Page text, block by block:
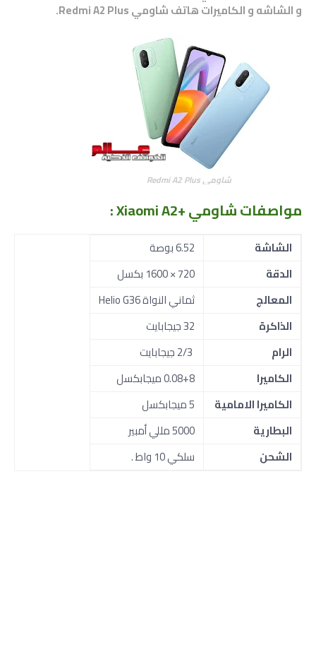
و الشاشه و الكاميرات هاتف شاومي Redmi A2 Plus
.
شاومي Redmi A2 Plus
مواصفات شاومي +Xiaomi A2 :
الشاشة
6.52 بوصة
الدقة
720 × 1600 بكسل
المعالج
ثماني النواة Helio G36
الذاكرة
32 جيجابايت
الرام
الكاميرا
0.08+8 ميجابكسل
الكاميرا الامامية
5 ميجابكسل
البطارية
5000 مللي أمبير
الشحن
سلكي 10 واط .